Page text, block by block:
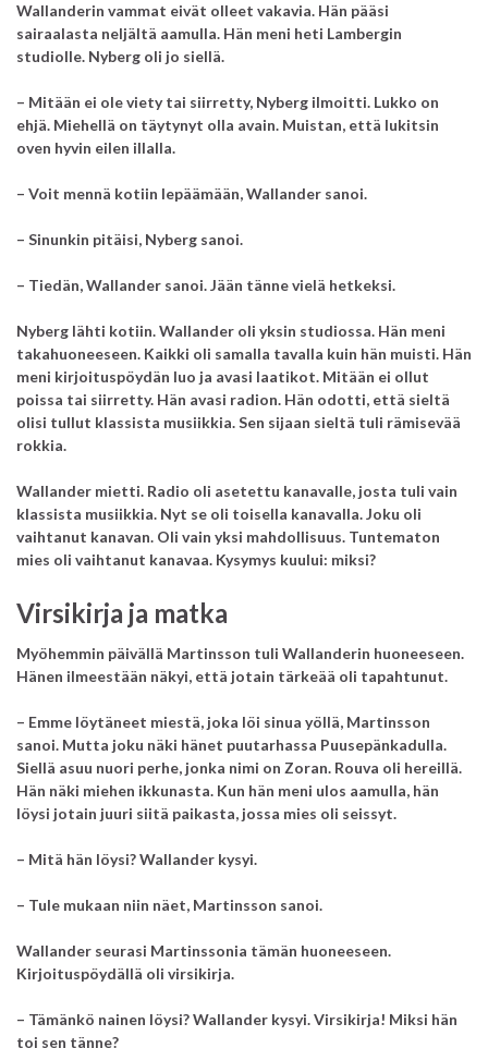
Wallanderin vammat eivät olleet vakavia. Hän pääsi
sairaalasta neljältä aamulla. Hän meni heti Lambergin
studiolle. Nyberg oli jo siellä.
– Mitään ei ole viety tai siirretty, Nyberg ilmoitti. Lukko on
ehjä. Miehellä on täytynyt olla avain. Muistan, että lukitsin
oven hyvin eilen illalla.
– Voit mennä kotiin lepäämään, Wallander sanoi.
– Sinunkin pitäisi, Nyberg sanoi.
– Tiedän, Wallander sanoi. Jään tänne vielä hetkeksi.
Nyberg lähti kotiin. Wallander oli yksin studiossa. Hän meni
takahuoneeseen. Kaikki oli samalla tavalla kuin hän muisti. Hän
meni kirjoituspöydän luo ja avasi laatikot. Mitään ei ollut
poissa tai siirretty. Hän avasi radion. Hän odotti, että sieltä
olisi tullut klassista musiikkia. Sen sijaan sieltä tuli rämisevää
rokkia.
Wallander mietti. Radio oli asetettu kanavalle, josta tuli vain
klassista musiikkia. Nyt se oli toisella kanavalla.Joku oli
vaihtanut kanavan. Oli vain yksi mahdollisuus. Tuntematon
mies oli vaihtanut kanavaa. Kysymys kuului: miksi?
Virsikirja ja matka
Myöhemmin päivällä Martinsson tuli Wallanderin huoneeseen.
Hänen ilmeestään näkyi, että jotain tärkeää oli tapahtunut.
– Emme löytäneet miestä, joka löi sinua yöllä, Martinsson
sanoi. Mutta joku näki hänet puutarhassa Puusepänkadulla.
Siellä asuu nuori perhe, jonka nimi on Zoran. Rouva oli hereillä.
Hän näki miehen ikkunasta. Kun hän meni ulos aamulla, hän
löysi jotain juuri siitä paikasta, jossa mies oli seissyt.
– Mitä hän löysi? Wallander kysyi.
– Tule mukaan niin näet, Martinsson sanoi.
Wallander seurasi Martinssonia tämän huoneeseen.
Kirjoituspöydällä oli virsikirja.
– Tämänkö nainen löysi? Wallander kysyi. Virsikirja! Miksi hän
toi sen tänne?